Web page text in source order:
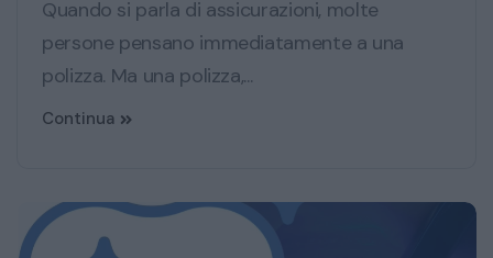
Quando si parla di assicurazioni, molte
persone pensano immediatamente a una
polizza. Ma una polizza,...
Continua